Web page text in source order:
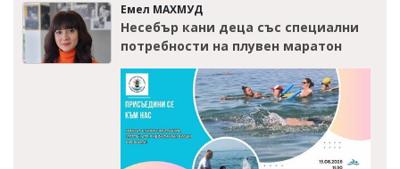
Емел МАХМУД
Несебър кани деца със специални
потребности на плувен маратон